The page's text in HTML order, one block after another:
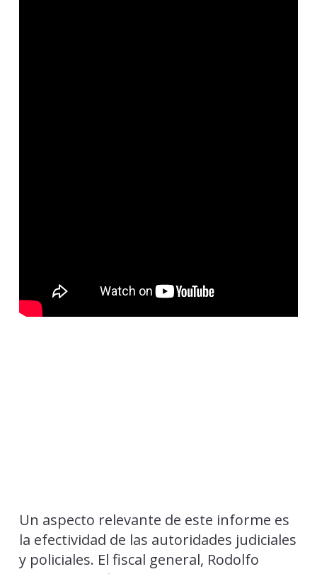
Un aspecto relevante de este informe es
la efectividad de las autoridades judiciales
y policiales. El fiscal general, Rodolfo